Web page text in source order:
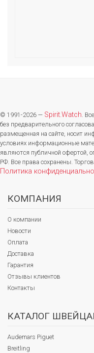
© 1991-2026 — Spirit.Watch.
без предварительного
размещенная на сайте, носит
условиях информационные
являются публичной офертой,
РФ. Все права сохранены.
Политика
КОМПАНИЯ
О компании
Новости
Оплата
Доставка
Гарантия
Отзывы клиентов
Контакты
КАТАЛОГ
Audemars Piguet
Breitling